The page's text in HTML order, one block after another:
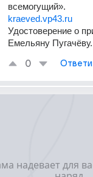
всемогущий».
kraeved.vp43.ru
Удостоверение о
Емельяну
0